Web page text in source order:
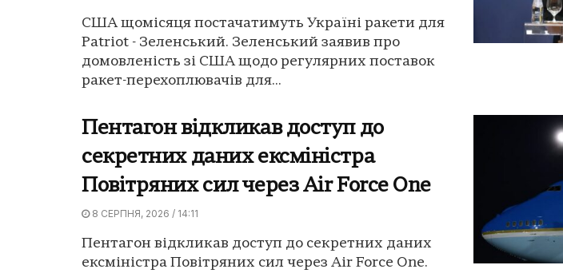
США щомісяця постачатимуть Україні ракети для
Patriot - Зеленський. Зеленський заявив про
домовленість зі США щодо регулярних поставок
ракет-перехоплювачів для...
Пентагон відкликав доступ до
секретних даних ексміністра
Повітряних сил через Air Force One
8 СЕРПНЯ, 2026 / 14:11
Пентагон відкликав доступ до секретних даних
ексміністра Повітряних сил через Air Force One.